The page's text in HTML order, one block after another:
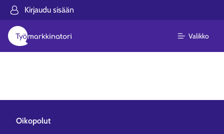
Kirjaudu sisään
Valikko
Oikopolut